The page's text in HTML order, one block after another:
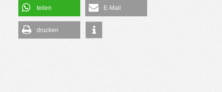
teilen E-Mail
drucken